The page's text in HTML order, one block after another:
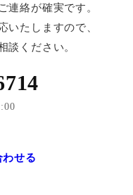
連絡が確実です。
いたしますので、
談ください。
せる